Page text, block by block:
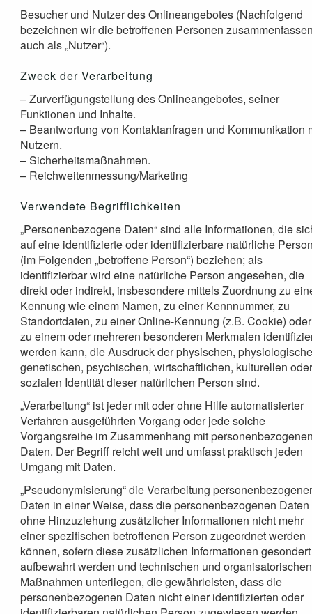
Besucher und Nutzer des Onlineangebotes (Nachfolgend
bezeichnen wir die betroffenen Personen
auch als „Nutzer“).
Zweck der Verarbeitung
– Zurverfügungstellung des Onlineangebotes, seiner
Funktionen und Inhalte.
– Beantwortung von Kontaktanfragen und Kommunikation
Nutzern.
– Sicherheitsmaßnahmen.
– Reichweitenmessung/Marketing
Verwendete Begrifflichkeiten
„Personenbezogene Daten“ sind alle Informationen, die
auf eine identifizierte oder identifizierbare natürliche
(im Folgenden „betroffene Person“) beziehen; als
identifizierbar wird eine natürliche Person angesehen, die
direkt oder indirekt, insbesondere mittels Zuordnung zu
Kennung wie einem Namen, zu einer Kennnummer, zu
Standortdaten, zu einer Online-Kennung (z.B. Cookie) oder
zu einem oder mehreren besonderen Merkmalen
werden kann, die Ausdruck der physischen,
genetischen, psychischen, wirtschaftlichen, kulturellen
sozialen Identität dieser natürlichen Person sind.
„Verarbeitung“ ist jeder mit oder ohne Hilfe automatisierter
Verfahren ausgeführten Vorgang oder jede solche
Vorgangsreihe im Zusammenhang mit
Daten. Der Begriff reicht weit und umfasst praktisch jeden
Umgang mit Daten.
„Pseudonymisierung“ die Verarbeitung
Daten in einer Weise, dass die personenbezogenen Daten
ohne Hinzuziehung zusätzlicher Informationen nicht mehr
einer spezifischen betroffenen Person zugeordnet werden
können, sofern diese zusätzlichen Informationen gesondert
aufbewahrt werden und technischen und organisatorischen
Maßnahmen unterliegen, die gewährleisten, dass die
personenbezogenen Daten nicht einer identifizierten oder